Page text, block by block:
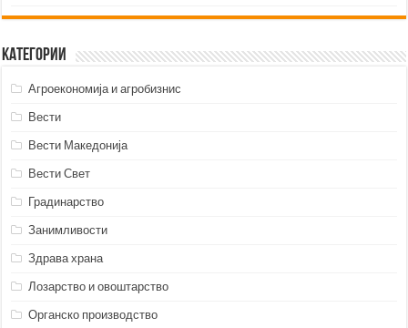
Категории
Агроекономија и агробизнис
Вести
Вести Македонија
Вести Свет
Градинарство
Занимливости
Здрава храна
Лозарство и овоштарство
Органско производство